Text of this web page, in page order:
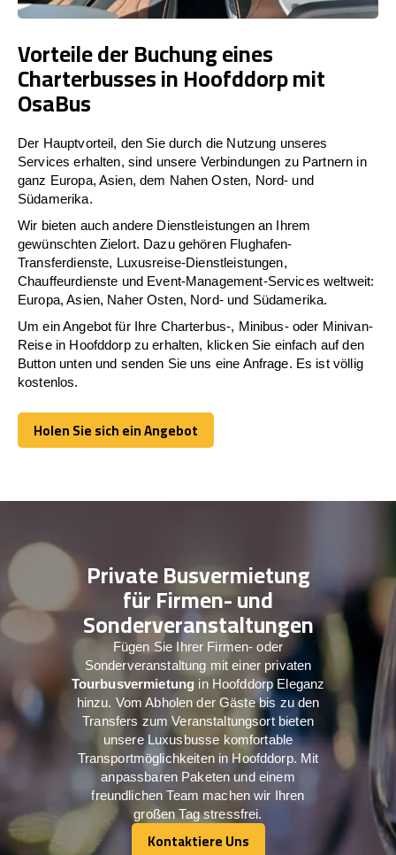
Vorteile der Buchung eines
Charterbusses in Hoofddorp mit
OsaBus
Der Hauptvorteil, den Sie durch die Nutzung unseres
Services erhalten, sind unsere Verbindungen zu Partnern in
ganz Europa, Asien, dem Nahen Osten, Nord- und
Südamerika.
Wir bieten auch andere Dienstleistungen an Ihrem
gewünschten Zielort. Dazu gehören Flughafen-
Transferdienste, Luxusreise-Dienstleistungen,
Chauffeurdienste und Event-Management-Services weltweit:
Europa, Asien, Naher Osten, Nord- und Südamerika.
Um ein Angebot für Ihre Charterbus-, Minibus- oder Minivan-
Reise in Hoofddorp zu erhalten, klicken Sie einfach auf den
Button unten und senden Sie uns eine Anfrage. Es ist völlig
kostenlos.
Holen Sie sich ein Angebot
Holen Sie sich ein Angebot
Private Busvermietung
für Firmen- und
Sonderveranstaltungen
Fügen Sie Ihrer Firmen- oder
Sonderveranstaltung mit einer privaten
Tourbusvermietung in Hoofddorp Eleganz
hinzu. Vom Abholen der Gäste bis zu den
Transfers zum Veranstaltungsort bieten
unsere Luxusbusse komfortable
Transportmöglichkeiten in Hoofddorp. Mit
anpassbaren Paketen und einem
freundlichen Team machen wir Ihren
großen Tag stressfrei.
Kontaktiere Uns